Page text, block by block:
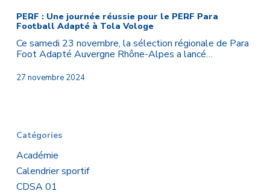
Une
journée
réussie
pour
le
PERF
Para
Vologe
PERF : Une journée réussie pour le PERF Para
Football Adapté à Tola Vologe
Ce samedi 23 novembre, la sélection régionale de Para
Foot Adapté Auvergne Rhône-Alpes a lancé…
27 novembre 2024
Catégories
Académie
Calendrier sportif
CDSA 01